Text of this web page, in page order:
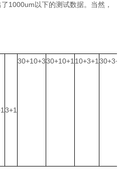
1000um以下的测试数据。当然，
3+1
30+10+330+10+1 10+3+1 30+3+1